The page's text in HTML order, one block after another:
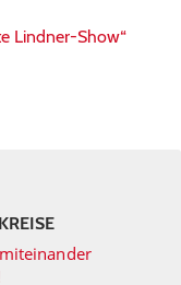
Lindner-Show“